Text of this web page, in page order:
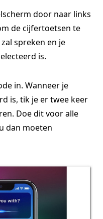
door naar links
de cijfertoetsen te
spreken en je
is.
in. Wanneer je
is, tik je er twee keer
Doe dit voor alle
dan moeten